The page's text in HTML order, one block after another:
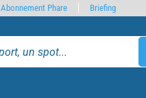
Abonnement Phare Briefing